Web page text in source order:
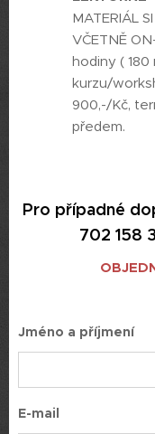
MATERIÁL
VČETNĚ
hodiny (
kurzu/
900,-/Kč,
předem.
Pro případné
702 158
Jméno a příjmení
E-mail